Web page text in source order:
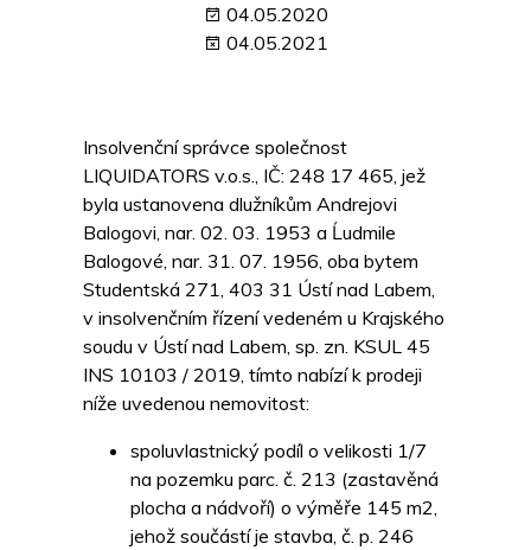
04.05.2020
04.05.2021
Insolvenční správce společnost
LIQUIDATORS v.o.s., IČ: 248 17 465, jež
byla ustanovena dlužníkům Andrejovi
Balogovi, nar. 02. 03. 1953 a Ĺudmile
Balogové, nar. 31. 07. 1956, oba bytem
Studentská 271, 403 31 Ústí nad Labem,
v insolvenčním řízení vedeném u Krajského
soudu v Ústí nad Labem, sp. zn. KSUL 45
INS 10103 / 2019, tímto nabízí k prodeji
níže uvedenou nemovitost:
spoluvlastnický podíl o velikosti 1/7
na pozemku parc. č. 213 (zastavěná
plocha a nádvoří) o výměře 145 m2,
jehož součástí je stavba, č. p. 246